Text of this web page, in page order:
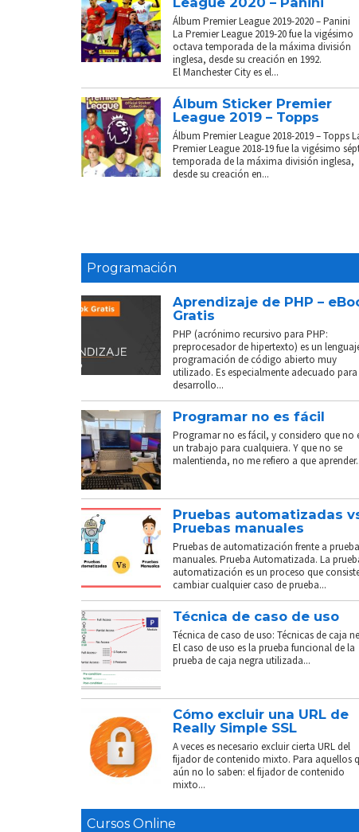
Álbum Premier League 2019-2020 – Panini
La Premier League 2019-20 fue la vigésimo
octava temporada de la máxima división
inglesa, desde su creación en 1992.
El Manchester City es el...
Álbum Sticker Premier
League 2019 – Topps
Álbum Premier League 2018-2019 – Topps
Premier League 2018-19 fue la vigésimo
temporada de la máxima división inglesa,
desde su creación en...
Programación
Aprendizaje de PHP –
Gratis
PHP (acrónimo recursivo para PHP:
preprocesador de hipertexto) es un
programación de código abierto muy
utilizado. Es especialmente adecuado para
desarrollo...
Programar no es fácil
Programar no es fácil, y considero que no
un trabajo para cualquiera. Y que no se
malentienda, no me refiero a que
Pruebas automatizadas
Pruebas manuales
Pruebas de automatización frente a
manuales. Prueba Automatizada. La
automatización es un proceso que
cambiar cualquier caso de prueba...
Técnica de caso de uso
Técnica de caso de uso: Técnicas de caja
El caso de uso es la prueba funcional de la
prueba de caja negra utilizada...
Cómo excluir una URL de
Really Simple SSL
A veces es necesario excluir cierta URL del
fijador de contenido mixto. Para aquellos
aún no lo saben: el fijador de contenido
mixto...
Cursos Online